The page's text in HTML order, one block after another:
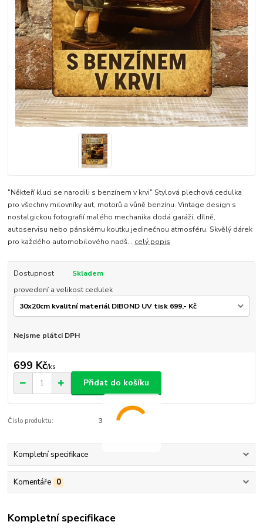
"Někteří kluci se narodili s benzínem v krvi" Stylová plechová cedulka
pro všechny milovníky aut, motorů a vůně benzínu. Vintage design s
nostalgickou fotografií malého mechanika dodá garáži, dílně,
autoservisu nebo pánskému koutku jedinečnou atmosféru. Skvělý dárek
pro každého automobilového nadš... celý popis
Dostupnost
Skladem
provedení a velikost cedulek
Nejsme plátci DPH
699 Kč/ks
Přidat do košíku
Číslo produktu: 3
Kompletní specifikace
Komentáře 0
Kompletní specifikace